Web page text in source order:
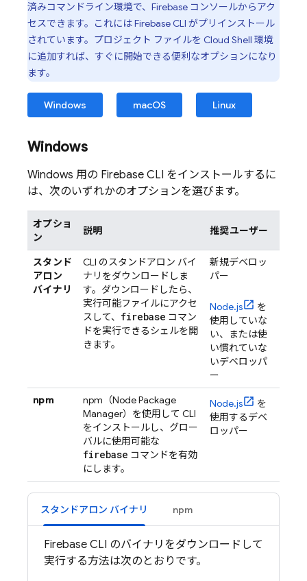
済みコマンドライン環境で、 Firebase コンソールからアク
セスできます。これにはFirebase CLI がプリインストール
されています。プロジェクト ファイルを Cloud Shell 環境
に追加すれば、すぐに開始できる便利なオプションになり
ます。
Windows macOS Linux
Windows
Windows 用の Firebase CLI をインストールするに
は、次のいずれかのオプションを選びます。
オプショ
ン
説明 推奨ユーザー
スタンド
アロン
バイナリ
CLI のスタンドアロン バイ
ナリをダウンロードしま
す。ダウンロードしたら、
実行可能ファイルにアクセ
スして、 firebase コマン
ドを実行できるシェルを開
きます。
新規デベロッ
パー
Node.js
を
使用していな
い、または使
い慣れていな
いデベロッパ
ー
npm
npm（Node Package
Manager）を使用して CLI
をインストールし、グロー
バルに使用可能な
firebase コマンドを有効
にします。
Node.js
を
使用するデベ
ロッパー
スタンドアロン バイナリ npm
Firebase CLI のバイナリをダウンロードして
実行する方法は次のとおりです。